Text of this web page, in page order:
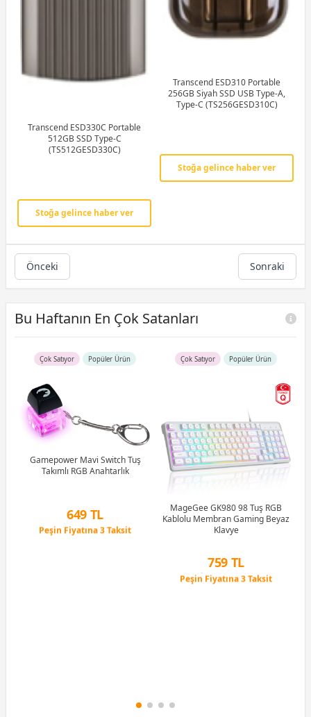
Transcend ESD330C Portable
512GB SSD Type-C
(TS512GESD330C)
Stoğa gelince haber ver
Transcend ESD310 Portable
256GB Siyah SSD USB Type-A,
Type-C (TS256GESD310C)
Stoğa gelince haber ver
Önceki Sonraki
Bu Haftanın En Çok Satanları
Çok Satıyor Popüler Ürün
Gamepower Mavi Switch Tuş
Takımlı RGB Anahtarlık
649 TL
Peşin Fiyatına 3 Taksit
Çok Satıyor Popüler Ürün
MageGee GK980 98 Tuş RGB
Kablolu Membran Gaming Beyaz
Klavye
759 TL
Peşin Fiyatına 3 Taksit